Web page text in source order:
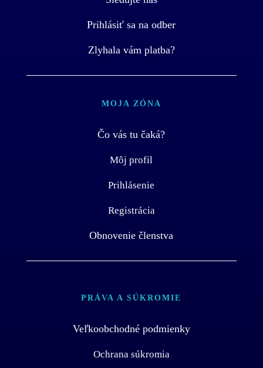
Prihlásiť sa na odber
Zlyhala vám platba?
MOJA ZÓNA
Čo vás tu čaká?
Môj profil
Prihlásenie
Registrácia
Obnovenie členstva
PRÁVA A SÚKROMIE
Veľkoobchodné podmienky
Ochrana súkromia